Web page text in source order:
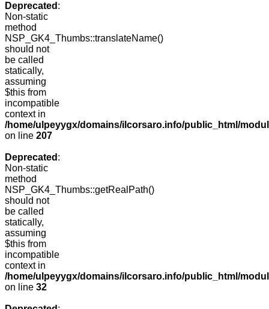
Deprecated :
Non-static
method
NSP_GK4_Thumbs::translateName()
should not
be called
statically,
assuming
$this from
incompatible
context in
/home/ulpeyygx/domains/ilcorsaro.info/public_html/
on line 207
Deprecated :
Non-static
method
NSP_GK4_Thumbs::getRealPath()
should not
be called
statically,
assuming
$this from
incompatible
context in
/home/ulpeyygx/domains/ilcorsaro.info/public_html/
on line 32